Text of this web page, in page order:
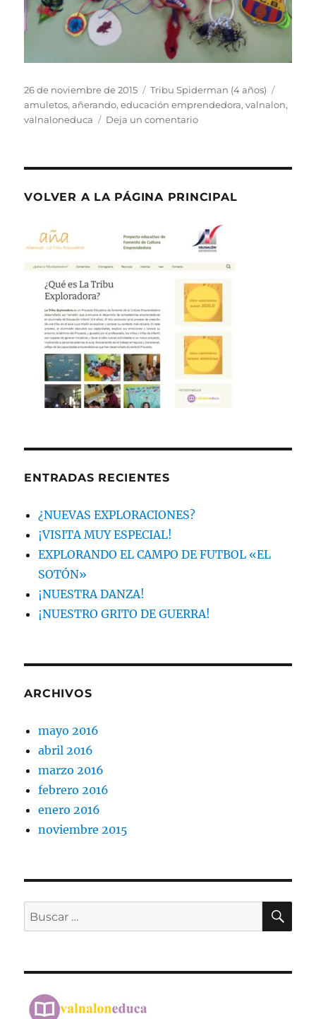
Publicado
el
26 de noviembre de 2015 Categorías
Tribu Spiderman (4 años)
amuletos,añerando,educación emprendedora,valnalon,
valnaloneduca
Deja un comentarioen
Spiderman
VOLVER A LA PÁGINA PRINCIPAL
ENTRADAS RECIENTES
¿NUEVAS EXPLORACIONES?
¡VISITA MUY ESPECIAL!
EXPLORANDO EL CAMPO DE FUTBOL «EL
SOTÓN»
¡NUESTRA DANZA!
¡NUESTRO GRITO DE GUERRA!
ARCHIVOS
mayo 2016
abril 2016
marzo 2016
febrero 2016
enero 2016
noviembre 2015
Buscar
por: